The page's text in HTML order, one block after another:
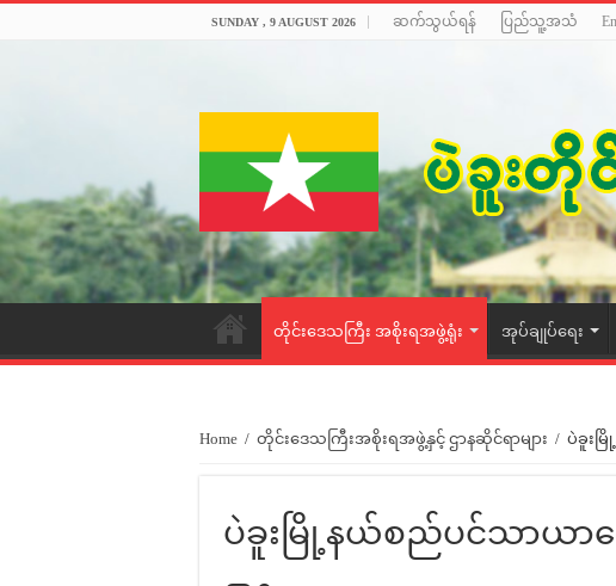
SUNDAY , 9 AUGUST 2026 ဆက်သွယ်ရန် ပြည်သူ့အသံ
တိုင်းဒေသကြီး အစိုးရအဖွဲ့ရုံး အုပ်ချုပ်ရေး
Home / တိုင်းဒေသကြီးအစိုးရအဖွဲ့နှင့် ဌာနဆိုင်ရာများ / ပဲခူးမ
ပဲခူးမြို့နယ်စည်ပင်သာယာရ